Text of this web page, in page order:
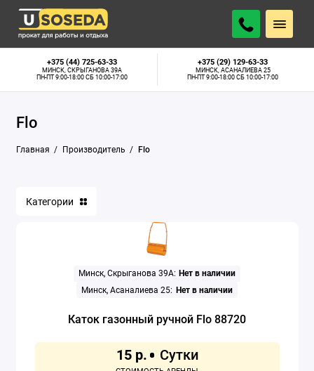
+375 (44) 725-63-33
МИНСК, СКРЫГАНОВА 39А
ПН-ПТ 9:00-18:00 СБ 10:00-17:00
+375 (29) 129-63-33
МИНСК, АСАНАЛИЕВА 25
ПН-ПТ 9:00-18:00 СБ 10:00-17:00
Flo
Главная Производитель Flo
Категории
Минск, Скрыганова 39А: Нет в наличии
Минск, Асаналиева 25: Нет в наличии
Каток газонный ручной Flo 88720
15 р.